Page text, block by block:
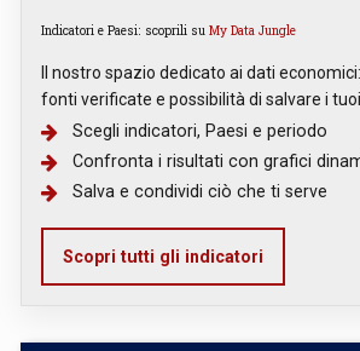
Indicatori e Paesi: scoprili su My Data Jungle
Il nostro spazio dedicato ai dati
fonti verificate e possibilità di salvare i
Scegli indicatori, Paesi e periodo
Confronta i risultati con grafici
Salva e condividi ciò che ti serve
Scopri tutti gli indicatori